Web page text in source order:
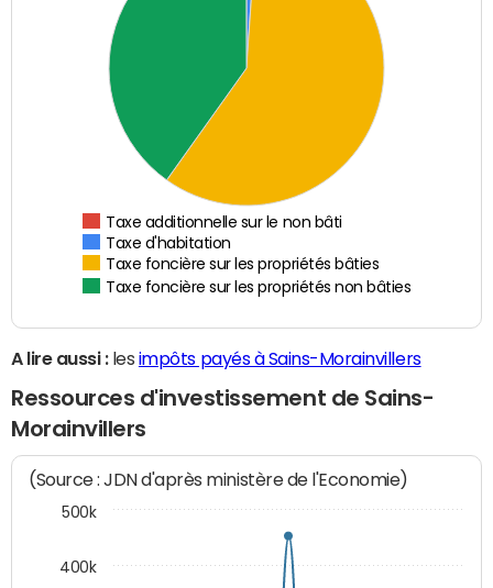
Taxe additionnelle sur le non bâti
Taxe d'habitation
Taxe foncière sur les propriétés bâties
Taxe foncière sur les propriétés non bâties
A lire aussi :les impôts payés à Sains-Morainvillers
Ressources d'investissement de Sains-
Morainvillers
(Source : JDN d'après ministère de l'Economie)
400k
500k